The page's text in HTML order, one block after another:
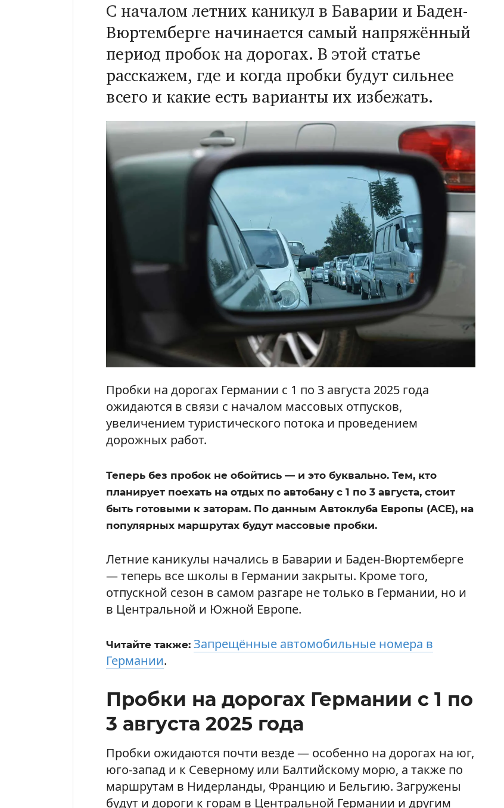
С началом летних каникул в Баварии и Баден-
Вюртемберге начинается самый напряжённый
период пробок на дорогах. В этой статье
расскажем, где и когда пробки будут сильнее
всего и какие есть варианты их избежать.
Пробки на дорогах Германии с 1 по 3 августа 2025 года
ожидаются в связи с началом массовых отпусков,
увеличением туристического потока и проведением
дорожных работ.
Теперь без пробок не обойтись — и это буквально. Тем, кто
планирует поехать на отдых по автобану с 1 по 3 августа, стоит
быть готовыми к заторам. По данным Автоклуба Европы (ACE), на
популярных маршрутах будут массовые пробки.
Летние каникулы начались в Баварии и Баден-Вюртемберге
— теперь все школы в Германии закрыты. Кроме того,
отпускной сезон в самом разгаре не только в Германии, но и
в Центральной и Южной Европе.
Читайте также: Запрещённые автомобильные номера в
Германии.
Пробки на дорогах Германии с 1 по
3 августа 2025 года
Пробки ожидаются почти везде — особенно на дорогах на юг,
юго-запад и к Северному или Балтийскому морю, а также по
маршрутам в Нидерланды, Францию и Бельгию. Загружены
будут и дороги к горам в Центральной Германии и другим